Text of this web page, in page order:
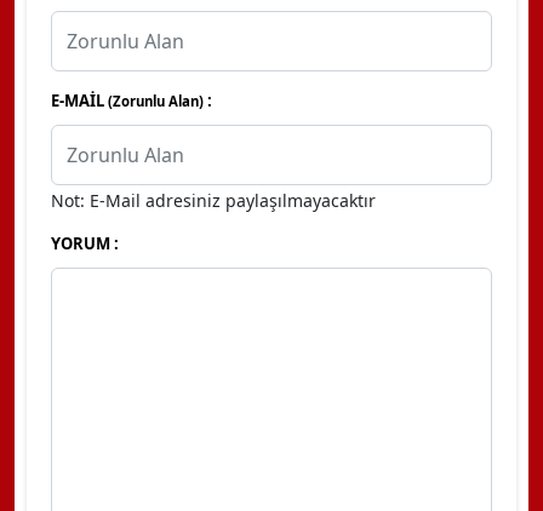
E-MAİL (Zorunlu Alan) :
Not: E-Mail adresiniz paylaşılmayacaktır
YORUM :